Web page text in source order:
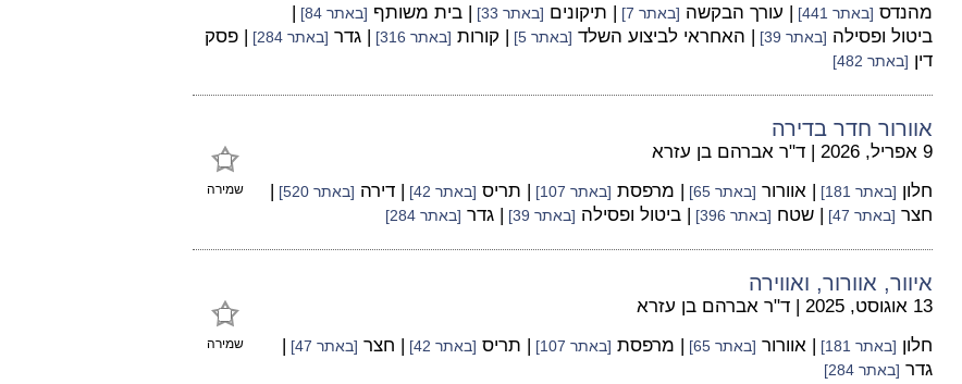
מהנדס [באתר 441] | עורך הבקשה [באתר 7] | תיקונים [באתר 33] | בית משותף [באתר 84]
|
ביטול ופסילה [באתר 39] | האחראי לביצוע השלד [באתר 5] | קורות [באתר 316] | גדר [באתר 284]
| פסק
דין [באתר 482]
אוורור חדר בדירה
שמירה
9 אפריל, 2026 | ד"ר אברהם בן עזרא
חלון [באתר 181] | אוורור [באתר 65] | מרפסת [באתר 107] | תריס [באתר 42] | דירה [באתר 520]
|
חצר [באתר 47] | שטח [באתר 396] | ביטול ופסילה [באתר 39] | גדר [באתר 284]
איוור, אוורור, ואווירה
שמירה
13 אוגוסט, 2025 | ד"ר אברהם בן עזרא
חלון [באתר 181] | אוורור [באתר 65] | מרפסת [באתר 107] | תריס [באתר 42] | חצר [באתר 47]
|
גדר [באתר 284]